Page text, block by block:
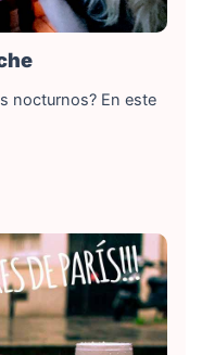
nocturnos? En este